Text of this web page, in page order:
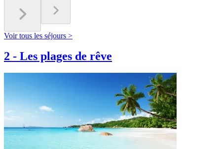
Voir tous les séjours >
2 - Les plages de rêve